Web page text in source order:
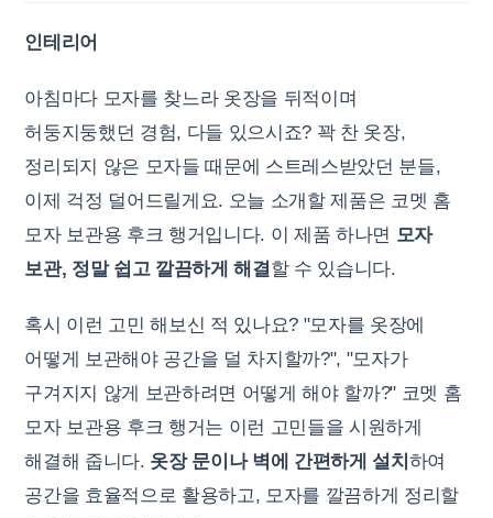
인테리어
아침마다 모자를 찾느라 옷장을 뒤적이며
허둥지둥했던 경험, 다들 있으시죠? 꽉 찬 옷장,
정리되지 않은 모자들 때문에 스트레스받았던 분들,
이제 걱정 덜어드릴게요. 오늘 소개할 제품은 코멧 홈
모자 보관용 후크 행거입니다. 이 제품 하나면 모자
보관, 정말 쉽고 깔끔하게 해결할 수 있습니다.
혹시 이런 고민 해보신 적 있나요? "모자를 옷장에
어떻게 보관해야 공간을 덜 차지할까?", "모자가
구겨지지 않게 보관하려면 어떻게 해야 할까?" 코멧 홈
모자 보관용 후크 행거는 이런 고민들을 시원하게
해결해 줍니다. 옷장 문이나 벽에 간편하게 설치 하여
공간을 효율적으로 활용하고, 모자를 깔끔하게 정리할